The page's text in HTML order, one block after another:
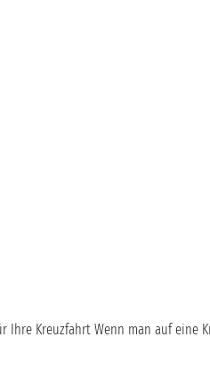
Ihre Kreuzfahrt Wenn man auf eine